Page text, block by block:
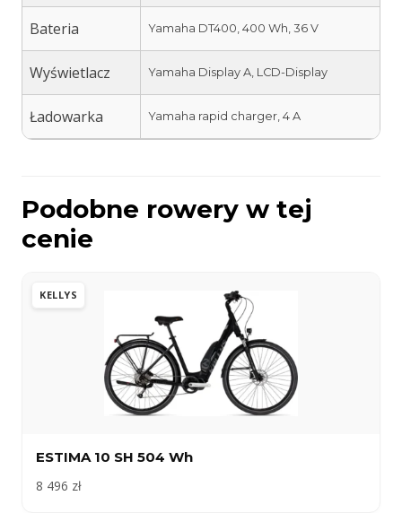
Bateria Yamaha DT400, 400 Wh, 36 V
Wyświetlacz Yamaha Display A, LCD-Display
Ładowarka Yamaha rapid charger, 4 A
Podobne rowery w tej
cenie
KELLYS
ESTIMA 10 SH 504 Wh
8 496 zł